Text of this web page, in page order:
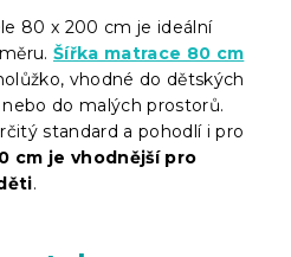
80 x 200 cm je ideální
Šířka matrace 80 cm
vhodné do dětských
do malých prostorů.
standard a pohodlí i pro
cm je vhodnější pro
.